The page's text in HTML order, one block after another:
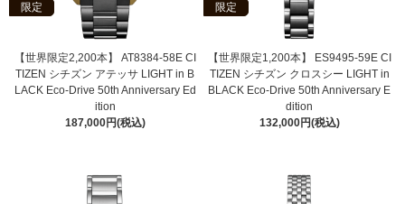
限定
【世界限定2,200本】 AT8384-58E CI
TIZEN シチズン アテッサ LIGHT in B
LACK Eco-Drive 50th Anniversary Ed
ition
187,000円(税込)
限定
【世界限定1,200本】 ES9495-59E CI
TIZEN シチズン クロスシー LIGHT in
BLACK Eco-Drive 50th Anniversary E
dition
132,000円(税込)